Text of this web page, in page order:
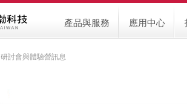
應用中心
產品與服務
研討會與體驗營訊息